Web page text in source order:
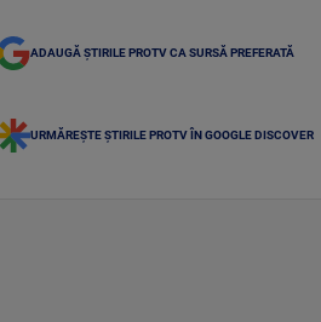
ADAUGĂ ȘTIRILE PROTV CA SURSĂ PREFERATĂ
URMĂREȘTE ȘTIRILE PROTV ÎN GOOGLE DISCOVER